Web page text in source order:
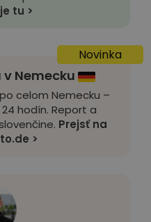
tu >
Novinka
Nemecku
celom Nemecku –
hodín. Report a
Prejsť na
>